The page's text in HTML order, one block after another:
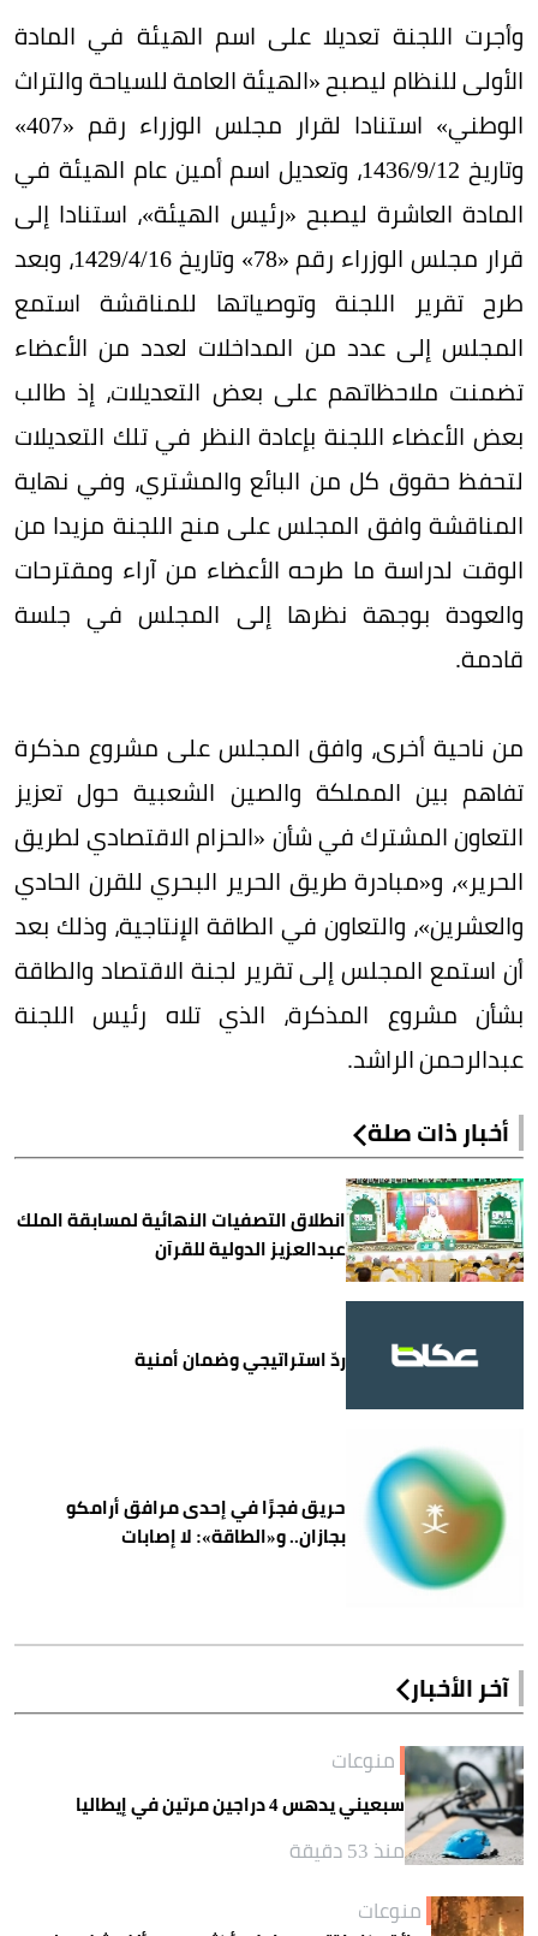
وأجرت اللجنة تعديلا على اسم الهيئة في المادة
الأولى للنظام ليصبح «الهيئة العامة للسياحة والتراث
الوطني» استنادا لقرار مجلس الوزراء رقم «407»
وتاريخ 12/‏9/‏1436، وتعديل اسم أمين عام الهيئة في
المادة العاشرة ليصبح «رئيس الهيئة»، استنادا إلى
قرار مجلس الوزراء رقم «78» وتاريخ 16/‏4/‏1429، وبعد
طرح تقرير اللجنة وتوصياتها للمناقشة استمع
المجلس إلى عدد من المداخلات لعدد من الأعضاء
تضمنت ملاحظاتهم على بعض التعديلات، إذ طالب
بعض الأعضاء اللجنة بإعادة النظر في تلك التعديلات
لتحفظ حقوق كل من البائع والمشتري، وفي نهاية
المناقشة وافق المجلس على منح اللجنة مزيدا من
الوقت لدراسة ما طرحه الأعضاء من آراء ومقترحات
والعودة بوجهة نظرها إلى المجلس في جلسة
قادمة.
من ناحية أخرى، وافق المجلس على مشروع مذكرة
تفاهم بين المملكة والصين الشعبية حول تعزيز
التعاون المشترك في شأن «الحزام الاقتصادي لطريق
الحرير»، و«مبادرة طريق الحرير البحري للقرن الحادي
والعشرين»، والتعاون في الطاقة الإنتاجية، وذلك بعد
أن استمع المجلس إلى تقرير لجنة الاقتصاد والطاقة
بشأن مشروع المذكرة، الذي تلاه رئيس اللجنة
عبدالرحمن الراشد.
أخبار ذات صلة
انطلاق التصفيات النهائية لمسابقة الملك
عبدالعزيز الدولية للقرآن
ردّ استراتيجي وضمان أمنية
حريق فجرًا في إحدى مرافق أرامكو
بجازان.. و«الطاقة»: لا إصابات
آخر الأخبار
منوعات
سبعيني يدهس 4 دراجين مرتين في إيطاليا
منذ 53 دقيقة
منوعات